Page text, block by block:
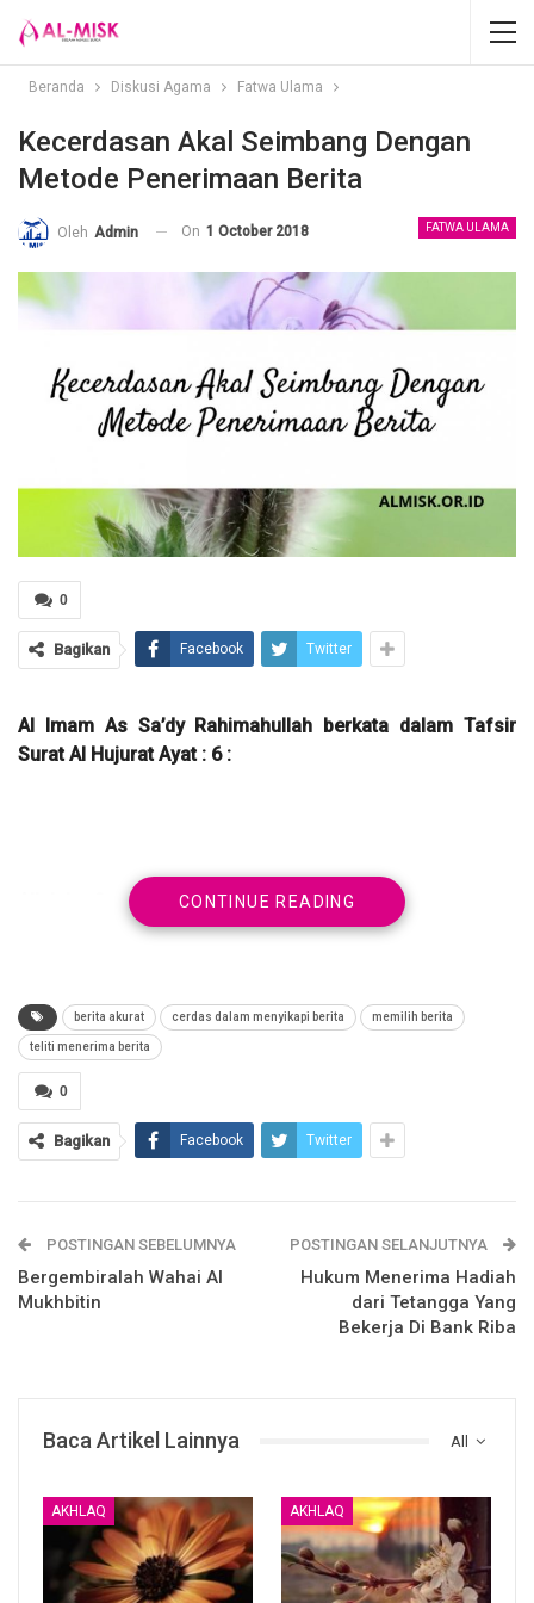
Beranda Diskusi Agama Fatwa Ulama
Kecerdasan Akal Seimbang Dengan
Metode Penerimaan Berita
FATWA ULAMA
Oleh Admin On 1 October 2018
0
Bagikan Facebook Twitter
Al Imam As Sa’dy Rahimahullah berkata dalam Tafsir
Surat Al Hujurat Ayat : 6 :
Allah berfirman :
يَا أَيُّهَا الَّذِينَ آمَنُوا إِنْ جَاءَكُمْ فَاسِقٌ بِنَبَأٍ فَتَبَيَّنُوا أَنْ تُصِيبُوا
Jangan sampai kalian mendhalimi suatu kaum karena
telah kalian lakukan
Beliau berkata :
من الغلط الفاحش الخَطِر؛ قبول قول الناس بعضِهم
CONTINUE READING
berita akurat cerdas dalam menyikapi berita memilih berita
teliti menerima berita
0
Bagikan Facebook Twitter
POSTINGAN SEBELUMNYA
Bergembiralah Wahai Al
Mukhbitin
POSTINGAN SELANJUTNYA
Hukum Menerima Hadiah
dari Tetangga Yang
Bekerja Di Bank Riba
All
Baca Artikel Lainnya
AKHLAQ AKHLAQ